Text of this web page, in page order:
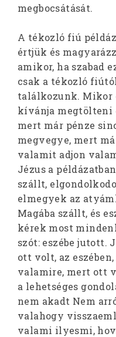
megbocsátását.
A tékozló fiú
értjük és
amikor, ha szabad
csak a tékozló
találkozunk. Mikor
kívánja megtölteni
mert már pénze
megvegye, mert
valamit adjon
Jézus a
szállt,
elmegyek az
Magába szállt, és
kérek most
szót: eszébe jutott.
ott volt, az
valamire, mert ott
a lehetséges
nem akadt Nem
valahogy
valami ilyesmi,